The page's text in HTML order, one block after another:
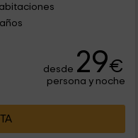
desde 29€
persona y noche